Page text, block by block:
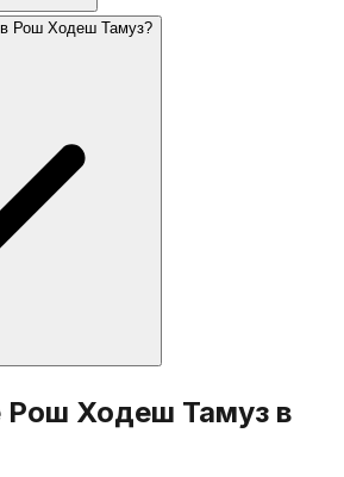
Иерусалима. Рош Ходеш Тамуз
Рош Ходеш Тамуз?
Рош Ходеш: сокращённый
ве-яво», чтение из Торы.
Хотя Тамуз ассоциируется с
Рош Ходеш Тамуз в